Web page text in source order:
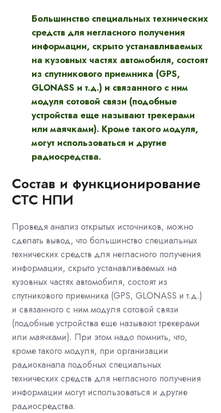
Большинство специальных технических
средств для негласного получения
информации, скрыто устанавливаемых
на кузовных частях автомобиля, состоят
из спутникового приемника (GPS,
GLONASS и т.д.) и связанного с ним
модуля сотовой связи (подобные
устройства еще называют трекерами
или маячками). Кроме такого модуля,
могут использоваться и другие
радиосредства.
Состав и функционирование
СТС НПИ
Проведя анализ открытых источников, можно
сделать вывод, что большинство специальных
технических средств для негласного получения
информации, скрыто устанавливаемых на
кузовных частях автомобиля, состоят из
спутникового приемника (GPS, GLONASS и т.д.)
и связанного с ним модуля сотовой связи
(подобные устройства еще называют трекерами
или маячками). При этом надо помнить, что,
кроме такого модуля, при организации
радиоканала подобных специальных
технических средств для негласного получения
информации могут использоваться и другие
радиосредства.